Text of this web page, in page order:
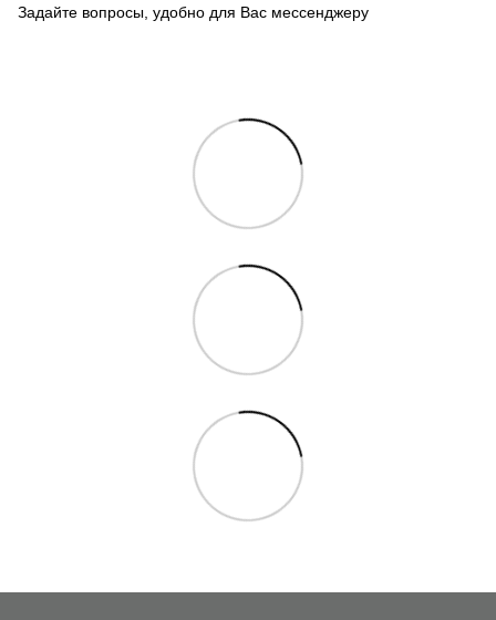
Задайте вопросы, удобно для Вас мессенджеру